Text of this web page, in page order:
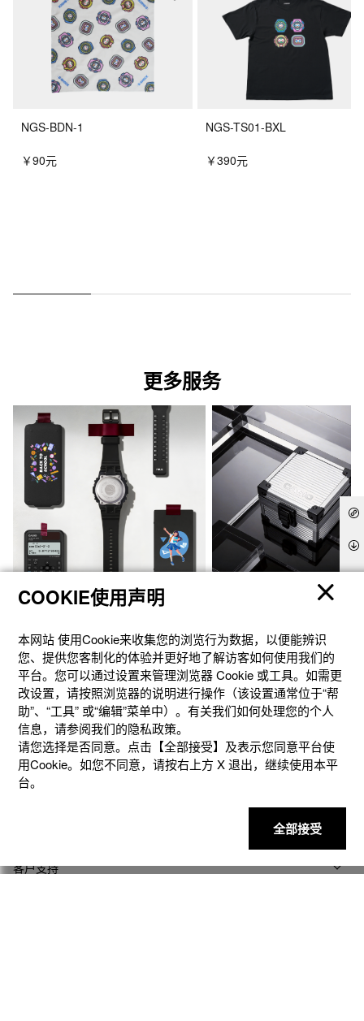
NGS-BDN-1
￥90元
NGS-TS01-BXL
￥390元
更多服务
客户支持
COOKIE使用声明
本网站 使⽤Cookie来收集您的浏览⾏为数据，以便能辨识
您、提供您客制化的体验并更好地了解访客如何使⽤我们的
平台。您可以通过设置来管理浏览器 Cookie 或⼯具。如需更
改设置，请按照浏览器的说明进⾏操作（该设置通常位于“帮
助”、“⼯具” 或“编辑”菜单中）。有关我们如何处理您的个⼈
信息，请参阅我们的隐私政策。
请您选择是否同意。点击【全部接受】及表示您同意平台使
用Cookie。如您不同意，请按右上⽅ X 退出，继续使⽤本平
台。
全部接受